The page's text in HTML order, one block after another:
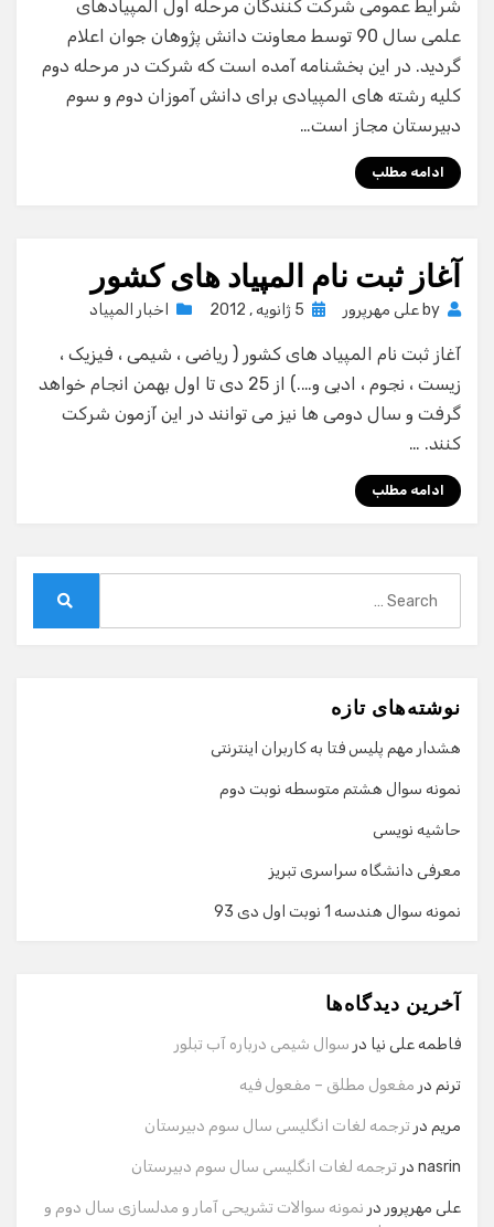
شرایط عمومی شرکت کنندگان مرحله اول المپیادهای
علمی سال 90 توسط معاونت دانش پژوهان جوان اعلام
گردید. در این بخشنامه آمده است که شرکت در مرحله دوم
کلیه رشته های المپیادی برای دانش آموزان دوم و سوم
دبیرستان مجاز است…
ادامه مطلب
آغاز ثبت نام المپیاد های کشور
by علی مهرپرور
Posted
5 ژانویه , 2012 اخبار المپیاد
آغاز ثبت نام المپیاد های کشور ( ریاضی ، شیمی ، فیزیک ،
زیست ، نجوم ، ادبی و….) از 25 دی تا اول بهمن انجام خواهد
گرفت و سال دومی ها نیز می توانند در این آزمون شرکت
کنند. …
ادامه مطلب
نوشته‌های تازه
هشدار مهم پلیس فتا به کاربران اینترنتی
نمونه سوال هشتم متوسطه نوبت دوم
حاشیه نویسی
معرفی دانشگاه سراسری تبریز
نمونه سوال هندسه 1 نوبت اول دی 93
آخرین دیدگاه‌ها
فاطمه علی نیا در سوال شیمی درباره آب تبلور
ترنم در مفعول مطلق – مفعول فیه
مریم در ترجمه لغات انگلیسی سال سوم دبیرستان
nasrin در ترجمه لغات انگلیسی سال سوم دبیرستان
علی مهرپرور در نمونه سوالات تشریحی آمار و مدلسازی سال دوم و
گفت‌وگو با دستیار هوشمند
سلام! برای شروع گفت‌وگو لطفاً شماره تماس یا ایمیل خود را
وارد کنید.